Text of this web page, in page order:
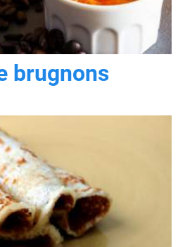
brugnons